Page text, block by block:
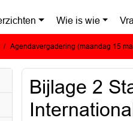
Wie is wie
Agendavergadering (maandag 15
Bijlage 2